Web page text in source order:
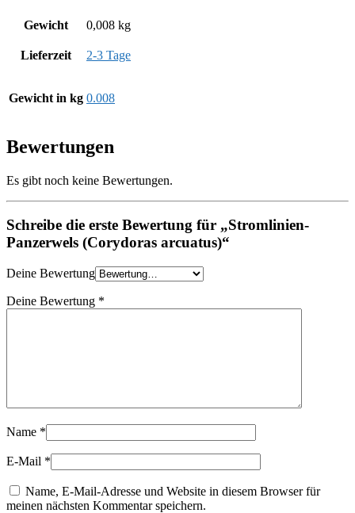
Gewicht 0,008 kg
Lieferzeit 2-3 Tage
Gewicht in kg 0.008
Bewertungen
Es gibt noch keine Bewertungen.
Schreibe die erste Bewertung für „Stromlinien-
Panzerwels (Corydoras arcuatus)“
Deine Bewertung
Deine Bewertung *
Name *
E-Mail *
Name, E-Mail-Adresse und Website in diesem Browser für
meinen nächsten Kommentar speichern.